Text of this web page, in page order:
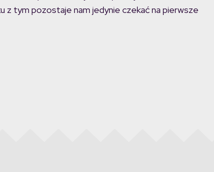
z tym pozostaje nam jedynie czekać na pierwsze